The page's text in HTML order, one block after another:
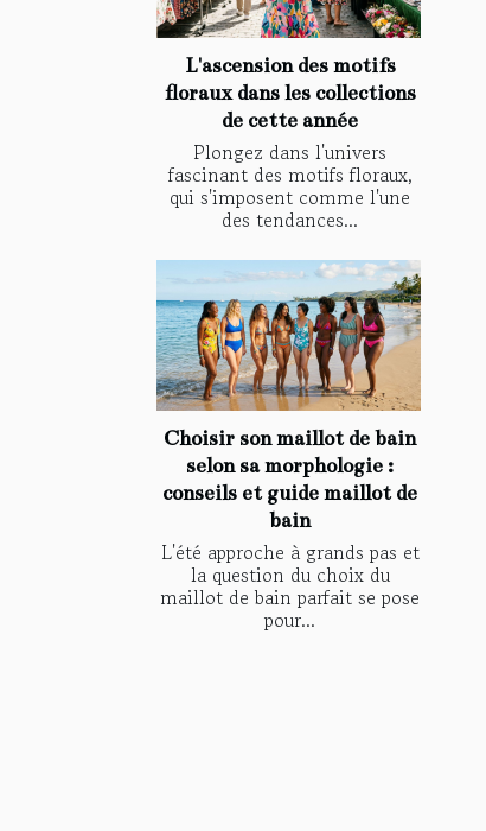
L'ascension des motifs
floraux dans les collections
de cette année
Plongez dans l'univers
fascinant des motifs floraux,
qui s'imposent comme l'une
des tendances...
Choisir son maillot de bain
selon sa morphologie :
conseils et guide maillot de
bain
L'été approche à grands pas et
la question du choix du
maillot de bain parfait se pose
pour...